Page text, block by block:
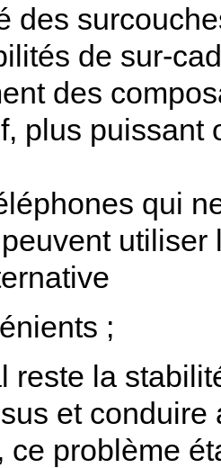
des
de sur-
des
plus puissant
qui
;
reste la
et
ce problème